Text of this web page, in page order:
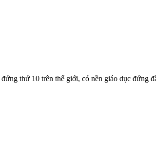
thứ 10 trên thế giới, có nền giáo dục đứng